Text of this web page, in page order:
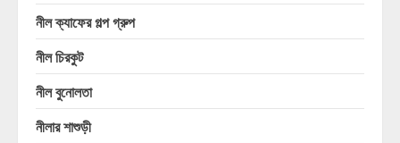
নীল ক্যাফের গল্প গ্রুপ
নীল চিরকুট
নীল বুনোলতা
নীলার শাশুড়ী